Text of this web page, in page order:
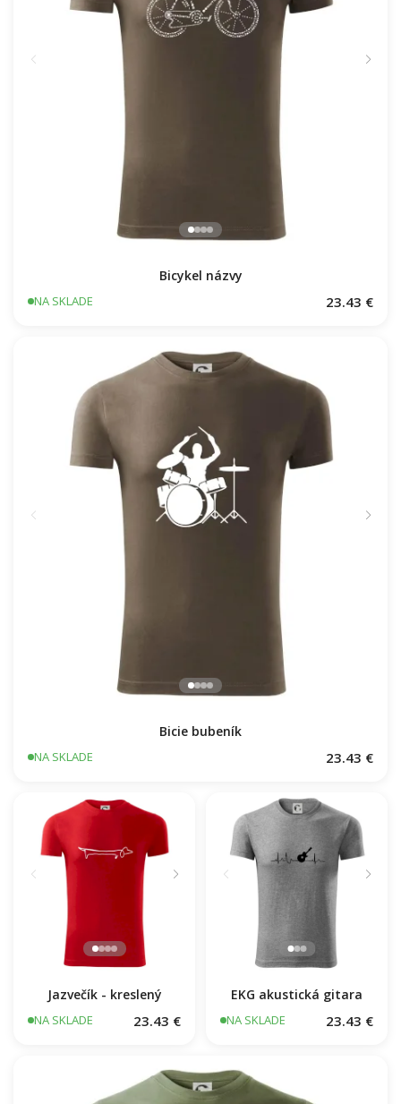
Bicykel názvy
NA SKLADE 23.43 €
Bicie bubeník
NA SKLADE 23.43 €
Jazvečík - kreslený EKG akustická gitara